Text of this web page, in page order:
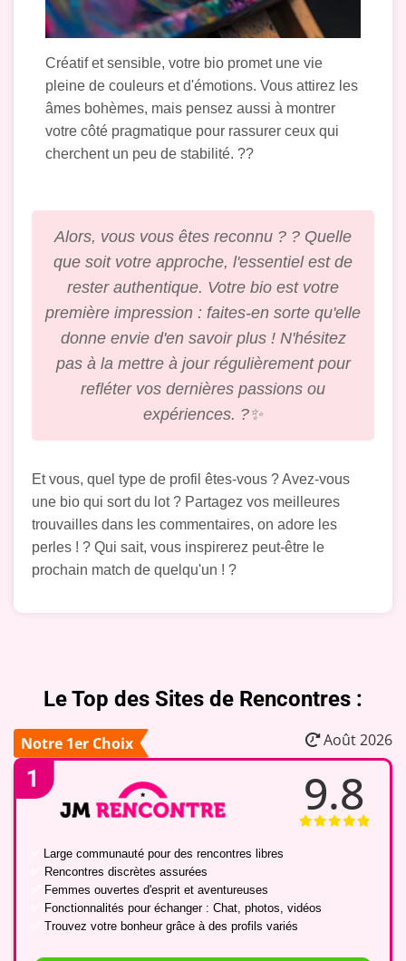
Créatif et sensible, votre bio promet une vie
pleine de couleurs et d'émotions. Vous attirez les
âmes bohèmes, mais pensez aussi à montrer
votre côté pragmatique pour rassurer ceux qui
cherchent un peu de stabilité. ??
Alors, vous vous êtes reconnu ? ? Quelle
que soit votre approche, l'essentiel est de
rester authentique. Votre bio est votre
première impression : faites-en sorte qu'elle
donne envie d'en savoir plus ! N'hésitez
pas à la mettre à jour régulièrement pour
refléter vos dernières passions ou
expériences. ?✨
Et vous, quel type de profil êtes-vous ? Avez-vous
une bio qui sort du lot ? Partagez vos meilleures
trouvailles dans les commentaires, on adore les
perles ! ? Qui sait, vous inspirerez peut-être le
prochain match de quelqu'un ! ?
Le Top des Sites de Rencontres :
Notre 1er Choix Août 2026
9.8
Large communauté pour des rencontres libres
Rencontres discrètes assurées
Femmes ouvertes d'esprit et aventureuses
Fonctionnalités pour échanger : Chat, photos, vidéos
Trouvez votre bonheur grâce à des profils variés